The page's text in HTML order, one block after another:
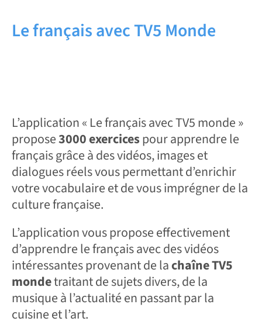
Le français avec TV5 Monde
L’application « Le français avec TV5 monde »
propose3000 exercicespour apprendre le
français grâce à des vidéos, images et
dialogues réels vous permettant d’enrichir
votre vocabulaire et de vous imprégner de la
culture française.
L’application vous propose effectivement
d’apprendre le français avec des vidéos
intéressantes provenant de lachaîne TV5
mondetraitant de sujets divers, de la
musique à l’actualité en passant par la
cuisine et l’art.